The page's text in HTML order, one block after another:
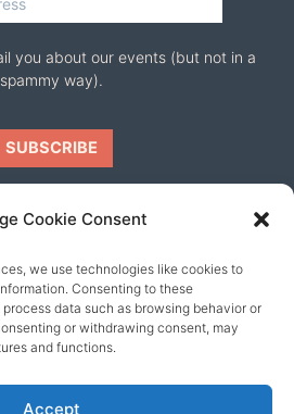
Cookie Consent
we use technologies like cookies to
Consenting to these
data such as browsing behavior or
or withdrawing consent, may
and functions.
Accept
you about our events (but not in a
spammy way).
ffrindiau ni